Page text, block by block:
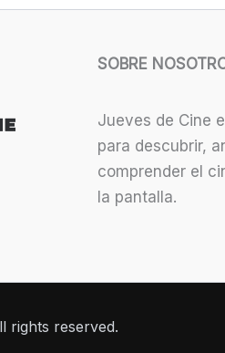
SOBRE
Jueves de Cine
para descubrir,
comprender el
la pantalla.
rights reserved.